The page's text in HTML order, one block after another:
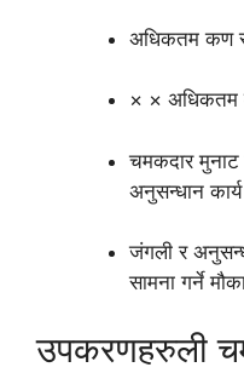
अधिकतम कण
× × अधिकतम
चमकदार मुनाट
अनुसन्धान
जंगली र
सामना गर्ने
उपकरणहरुली